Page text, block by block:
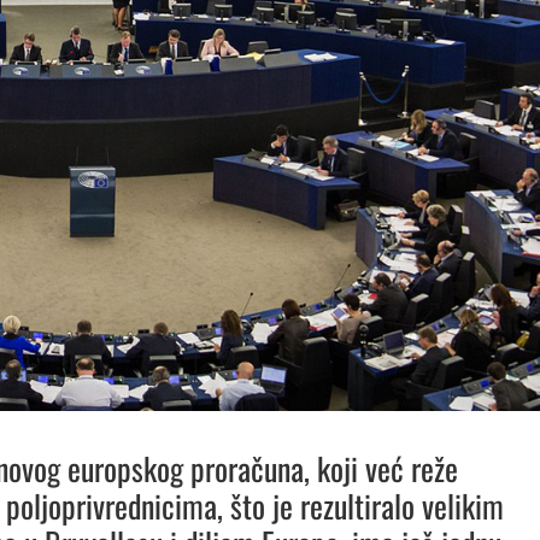
europskog proračuna, koji već reže
što je rezultiralo velikim